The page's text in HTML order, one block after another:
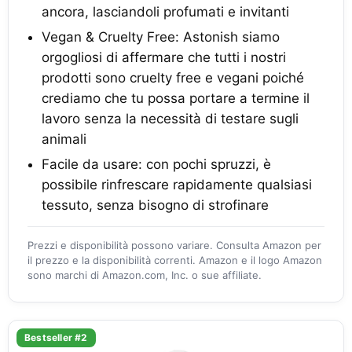
ancora, lasciandoli profumati e invitanti
Vegan & Cruelty Free: Astonish siamo
orgogliosi di affermare che tutti i nostri
prodotti sono cruelty free e vegani poiché
crediamo che tu possa portare a termine il
lavoro senza la necessità di testare sugli
animali
Facile da usare: con pochi spruzzi, è
possibile rinfrescare rapidamente qualsiasi
tessuto, senza bisogno di strofinare
Prezzi e disponibilità possono variare. Consulta Amazon per
il prezzo e la disponibilità correnti. Amazon e il logo Amazon
sono marchi di Amazon.com, Inc. o sue affiliate.
Bestseller #2